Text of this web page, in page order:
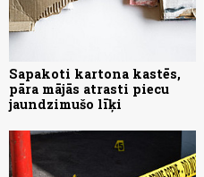
Sapakoti kartona kastēs,
pāra mājās atrasti piecu
jaundzimušo līķi